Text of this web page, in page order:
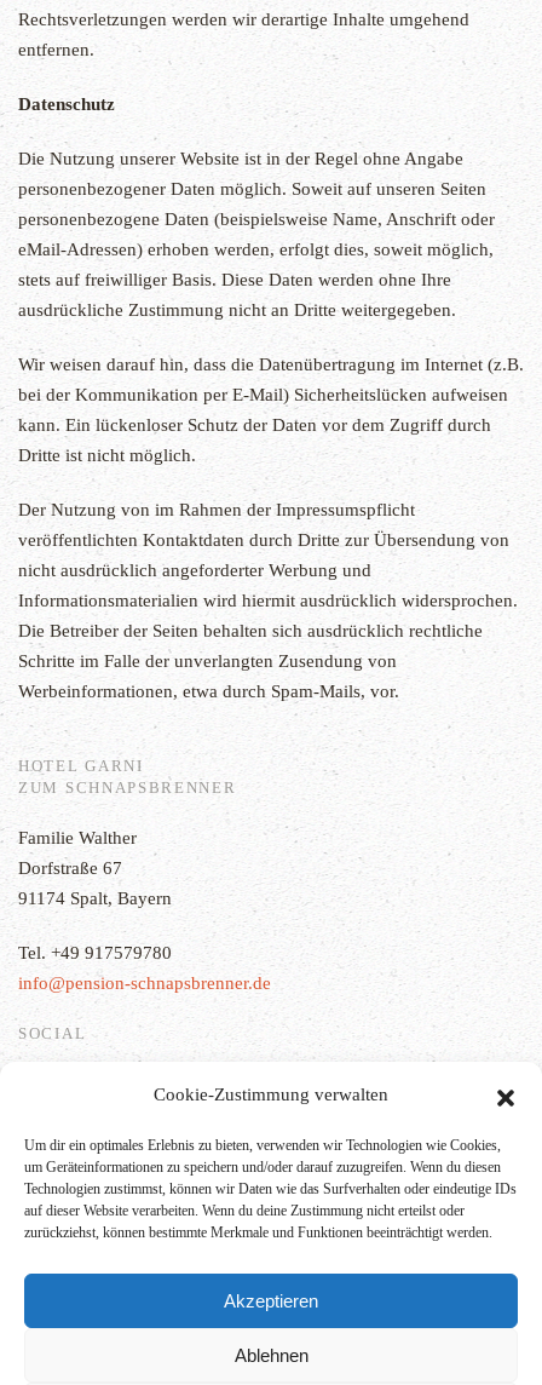
Cookie-Zustimmung verwalten
Um dir ein optimales Erlebnis zu bieten, verwenden wir Technologien wie Cookies,
um Geräteinformationen zu speichern und/oder darauf zuzugreifen. Wenn du diesen
Technologien zustimmst, können wir Daten wie das Surfverhalten oder eindeutige IDs
auf dieser Website verarbeiten. Wenn du deine Zustimmung nicht erteilst oder
zurückziehst, können bestimmte Merkmale und Funktionen beeinträchtigt werden.
Akzeptieren
Ablehnen
Rechtsverletzungen werden wir derartige Inhalte umgehend
entfernen.
Datenschutz
Die Nutzung unserer Website ist in der Regel ohne Angabe
personenbezogener Daten möglich. Soweit auf unseren Seiten
personenbezogene Daten (beispielsweise Name, Anschrift oder
eMail-Adressen) erhoben werden, erfolgt dies, soweit möglich,
stets auf freiwilliger Basis. Diese Daten werden ohne Ihre
ausdrückliche Zustimmung nicht an Dritte weitergegeben.
Wir weisen darauf hin, dass die Datenübertragung im Internet (z.B.
bei der Kommunikation per E-Mail) Sicherheitslücken aufweisen
kann. Ein lückenloser Schutz der Daten vor dem Zugriff durch
Dritte ist nicht möglich.
Der Nutzung von im Rahmen der Impressumspflicht
veröffentlichten Kontaktdaten durch Dritte zur Übersendung von
nicht ausdrücklich angeforderter Werbung und
Informationsmaterialien wird hiermit ausdrücklich widersprochen.
Die Betreiber der Seiten behalten sich ausdrücklich rechtliche
Schritte im Falle der unverlangten Zusendung von
Werbeinformationen, etwa durch Spam-Mails, vor.
HOTEL GARNI
ZUM SCHNAPSBRENNER
Familie Walther
Dorfstraße 67
91174 Spalt, Bayern
Tel. +49 917579780
info@pension-schnapsbrenner.de
SOCIAL
ZUM SCHNAPSBRENNER